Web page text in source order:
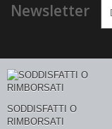
Newsletter
SODDISFATTI O
RIMBORSATI